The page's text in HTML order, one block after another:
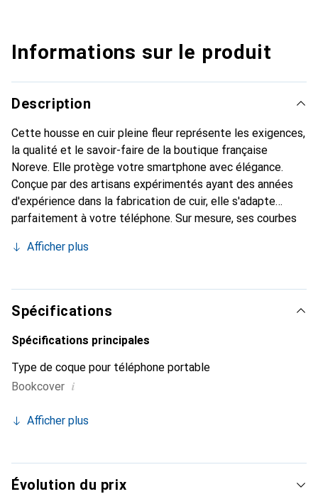
Informations sur le produit
Description
Cette housse en cuir pleine fleur représente les exigences,
la qualité et le savoir-faire de la boutique française
Noreve. Elle protège votre smartphone avec élégance.
Conçue par des artisans expérimentés ayant des années
d'expérience dans la fabrication de cuir, elle s'adapte
parfaitement à votre téléphone. Sur mesure, ses courbes
un accessoire chic et indispensable pour votre
internationalement pour ses produits de haute qualité et
constitue un choix fiable pour une clientèle exigeante.
Afficher plus
Spécifications
Spécifications principales
Type de coque pour téléphone portable
Bookcover i
Afficher plus
Évolution du prix